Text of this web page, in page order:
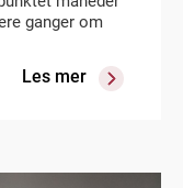
ganger om
Les mer